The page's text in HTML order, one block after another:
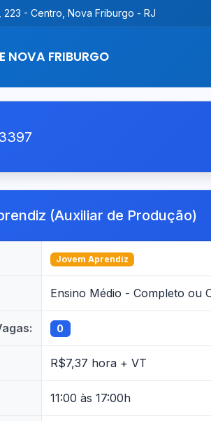
223 - Centro, Nova Friburgo - RJ
NOVA FRIBURGO
(Auxiliar de Produção)
Jovem Aprendiz
Ensino Médio - Completo ou
0
R$7,37 hora + VT
11:00 às 17:00h